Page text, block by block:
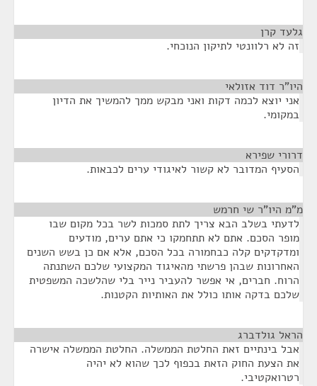
גלעד קרן
זה לא רלוונטי לתיקון הנוכחי.
היו"ר דוד אזולאי
אני יוצא לכמה דקות ואני מבקש ממך להמשיך את הדיון
במקומי.
דרורי שפירא
הסעיף המדובר לא קשור לאיגודי ערים לכבאות.
מ"מ היו"ר שי חרמש
לדעתי בשלב הבא צריך לתת סמכות לשר בכל מקום שבו
מופר הסכם. אתם לא תתחמקו כי אתם ערים, מודעים
ומדקדקים קלה כבחמורה בכל הסכם, אלא אם כן בשש השנים
האחרונות שבהן פרשתי מהאיגוד המקצועי שלכם השתנתה
הרוח. חברים, אי אפשר להעביר נייר בלי שהלשכה המשפטית
שלכם בדקה אותו כולל את האותיות הקטנות.
הראל גולדברג
אבל בינתיים זאת החלטת הממשלה. החלטת הממשלה אישרה
את הצעת החוק הזאת בכפוף לכך שהוא לא יהיה
רטרואקטיבי.